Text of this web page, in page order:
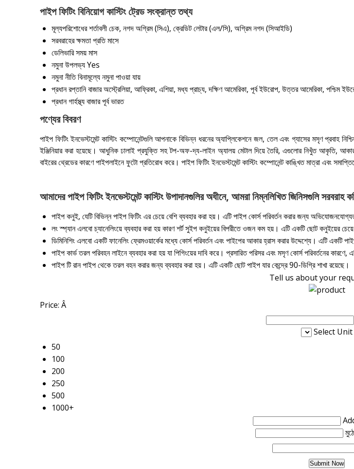
পাইপ ফিটিং বিনিয়োগ কাস্টিং ট্রেড সংক্রান্ত তথ্য
মূল্যপরিশোধের শর্তাবলীচেক, নগদ অগ্রিম (সিএ), ক্রেডিট লেটার (এল/সি), অগ্রিম নগদ (সিআইডি)
সরবরাহের ক্ষমতাপ্রতি মাসে
ডেলিভারি সময়মাস
নমুনা উপলভ্যYes
নমুনা নীতিবিনামূল্যে নমুনা পাওয়া যায়
প্রধান রপ্তানি বাজারঅস্ট্রেলিয়া, আফ্রিকা, এশিয়া, মধ্য প্রাচ্য, দক্ষিণ আমেরিকা, পূর্ব ইউরোপ, উত্তর আমেরিকা, পশ্চিম
প্রধান গার্হস্থ্য বাজারপূর্ব ভারত
পণ্যের বিবরণ
পাইপ ফিটিং ইনভেস্টমেন্ট কাস্টিং কম্পোনেন্টগুলি আপনাকে বিভিন্ন ধরনের অ্যাপ্লিকেশনে জল, তেল এবং গ্যাসের মসৃণ প্রবাহ
ইঞ্জিনিয়ার করা হয়েছে। আধুনিক ঢালাই প্রযুক্তি সহ টপ-অফ-দ্য-লাইন অ্যালয় মেটাল দিয়ে তৈরি, এগুলোর নিখুঁত আকৃতি,
বাইরের থ্রেডের কারণে পাইপলাইনে ফুটো প্রতিরোধ করে। পাইপ ফিটিং ইনভেস্টমেন্ট কাস্টিং কম্পোনেন্ট কাঙ্খিত মাত্রা এবং
আমাদের পাইপ ফিটিং ইনভেস্টমেন্ট কাস্টিং উপাদানগুলির অধীনে, আমরা নিম্নলিখিত জিনিসগুলি সরবরাহ
পাইপ কনুই, যেটি বিভিন্ন পাইপ ফিটিং এর চেয়ে বেশি ব্যবহার করা হয়। এটি পাইপ কোর্স পরিবর্তন করার জন্য
লং স্প্যান এলবো চ্যানেলিংয়ে ব্যবহার করা হয় কারণ শর্ট সুইপ কনুইয়ের বিপরীতে ওজন কম হয়। এটি একটি ছোট কনুইয়ের চেয়ে
ডিমিনিশিং এলবো একটি ফানেলিং ফ্রেমওয়ার্কের মধ্যে কোর্স পরিবর্তন এবং পাইপের আকার হ্রাস করার উদ্দেশ্যে। এটি একটি
পাইপ কার্ভ তরল পরিবহন লাইনে ব্যবহার করা হয় যা পিগিংয়ের দাবি করে। প্রসারিত পরিসর এবং মসৃণ কোর্স পরিবর্তনের
পাইপ টি রান পাইপ থেকে তরল বহন করার জন্য ব্যবহার করা হয়। এটি একটি ছোট পাইপ যার কেন্দ্রে 90-ডিগ্রি শাখা রয়েছে।
Tell us about your
Price: Â
Select Unit
50
100
200
250
500
1000+